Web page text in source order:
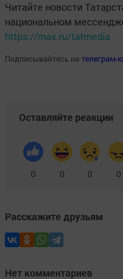
Читайте новости
национальном
https://max.ru/tatmedia
Подписывайтесь на телеграм-
Оставляйте реакции
0 0 0 0
Расскажите друзьям
Нет комментариев